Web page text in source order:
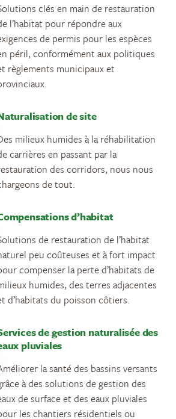
clés en main de restauration
l’habitat pour répondre aux
de permis pour les espèces
péril, conformément aux politiques
règlements municipaux et
de site
milieux humides à la réhabilitation
carrières en passant par la
des corridors, nous nous
de tout.
d’habitat
de restauration de l’habitat
peu coûteuses et à fort impact
compenser la perte d’habitats de
humides, des terres adjacentes
d’habitats du poisson côtiers.
de gestion naturalisée des
pluviales
la santé des bassins versants
à des solutions de gestion des
de surface et des eaux pluviales
les chantiers résidentiels ou